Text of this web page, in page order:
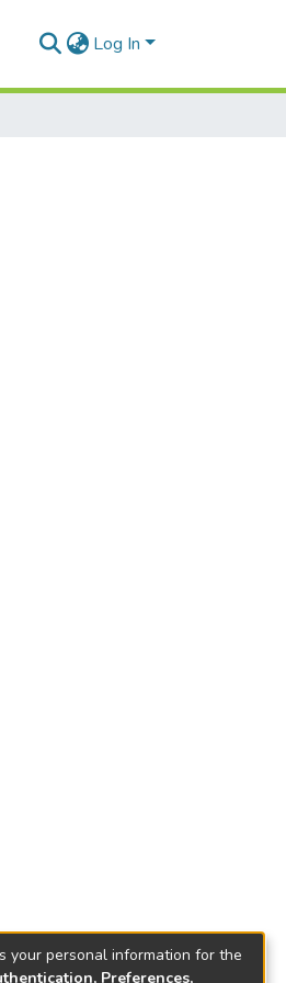
Log In
your personal information for the
Preferences,